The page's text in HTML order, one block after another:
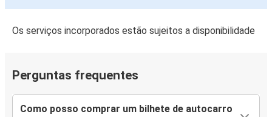
Os serviços incorporados estão sujeitos a disponibilidade
Perguntas frequentes
Como posso comprar um bilhete de autocarro